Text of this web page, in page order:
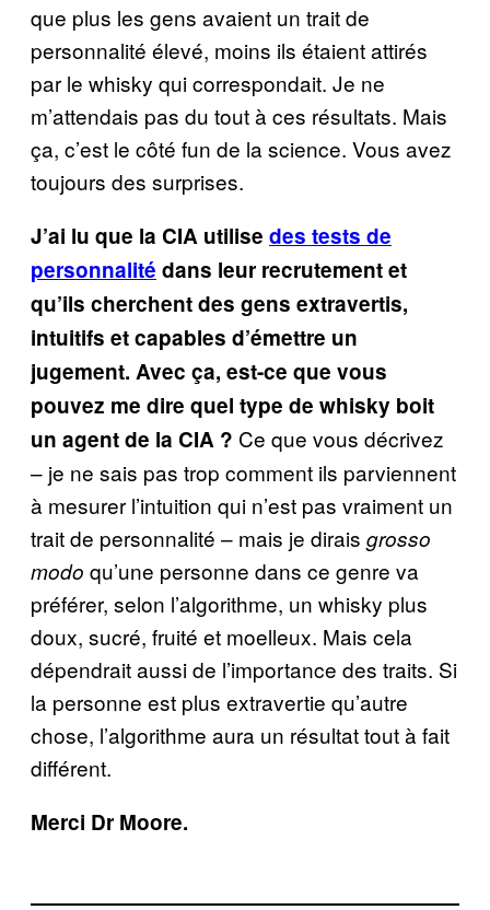
que plus les gens avaient un trait de
personnalité élevé, moins ils étaient attirés
par le whisky qui correspondait. Je ne
m’attendais pas du tout à ces résultats. Mais
ça, c’est le côté fun de la science. Vous avez
toujours des surprises.
J’ai lu que la CIA utilise des tests de
personnalité dans leur recrutement et
qu’ils cherchent des gens extravertis,
intuitifs et capables d’émettre un
jugement. Avec ça, est-ce que vous
pouvez me dire quel type de whisky boit
un agent de la CIA ? Ce que vous décrivez
– je ne sais pas trop comment ils parviennent
à mesurer l’intuition qui n’est pas vraiment un
trait de personnalité – mais je dirais grosso
modo qu’une personne dans ce genre va
préférer, selon l’algorithme, un whisky plus
doux, sucré, fruité et moelleux. Mais cela
dépendrait aussi de l’importance des traits. Si
la personne est plus extravertie qu’autre
chose, l’algorithme aura un résultat tout à fait
différent.
Merci Dr Moore.